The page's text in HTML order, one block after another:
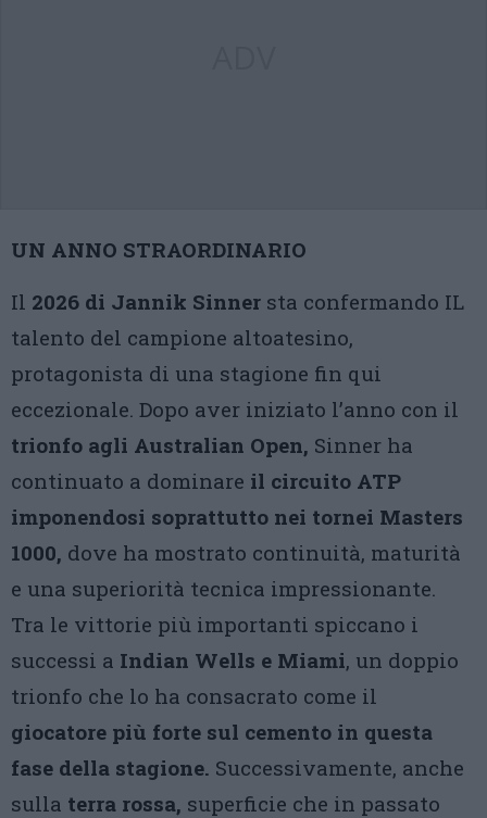
UN ANNO STRAORDINARIO
Il 2026 di Jannik Sinner sta confermando IL
talento del campione altoatesino,
protagonista di una stagione fin qui
eccezionale. Dopo aver iniziato l’anno con il
trionfo agli Australian Open, Sinner ha
continuato a dominare il circuito ATP
imponendosi soprattutto nei tornei Masters
1000, dove ha mostrato continuità, maturità
e una superiorità tecnica impressionante.
Tra le vittorie più importanti spiccano i
successi a Indian Wells e Miami, un doppio
trionfo che lo ha consacrato come il
giocatore più forte sul cemento in questa
fase della stagione. Successivamente, anche
sulla terra rossa, superficie che in passato